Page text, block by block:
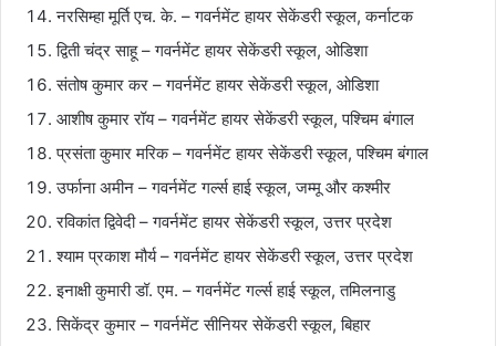
नरसिम्हा मूर्ति एच. के. – गवर्नमेंट हायर सेकेंडरी स्कूल, कर्नाटक
द्विती चंद्र साहू – गवर्नमेंट हायर सेकेंडरी स्कूल, ओडिशा
संतोष कुमार कर – गवर्नमेंट हायर सेकेंडरी स्कूल, ओडिशा
आशीष कुमार रॉय – गवर्नमेंट हायर सेकेंडरी स्कूल, पश्चिम बंगाल
प्रसंता कुमार मरिक – गवर्नमेंट हायर सेकेंडरी स्कूल, पश्चिम बंगाल
उर्फाना अमीन – गवर्नमेंट गर्ल्स हाई स्कूल, जम्मू और कश्मीर
रविकांत द्विवेदी – गवर्नमेंट हायर सेकेंडरी स्कूल, उत्तर प्रदेश
श्याम प्रकाश मौर्य – गवर्नमेंट हायर सेकेंडरी स्कूल, उत्तर प्रदेश
इनाक्षी कुमारी डॉ. एम. – गवर्नमेंट गर्ल्स हाई स्कूल, तमिलनाडु
सिकेंद्र कुमार – गवर्नमेंट सीनियर सेकेंडरी स्कूल, बिहार